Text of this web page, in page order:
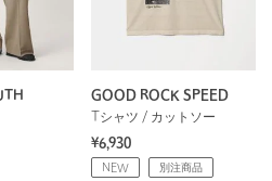
GOOD ROCK SPEED
Tシャツ / カットソー
¥6,930
NEW 別注商品